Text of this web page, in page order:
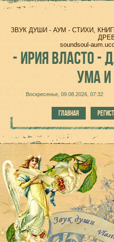
ЗВУК ДУШИ - АУМ - СТИХИ,
soundsoul-
-ИРИЯ ВЛАСТО -
УМА И
Воскресенье, 09.08.2026, 07:32
ГЛАВНАЯ